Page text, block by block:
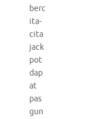
berc
ita-
cita
jack
pot
dap
at
pas
gun